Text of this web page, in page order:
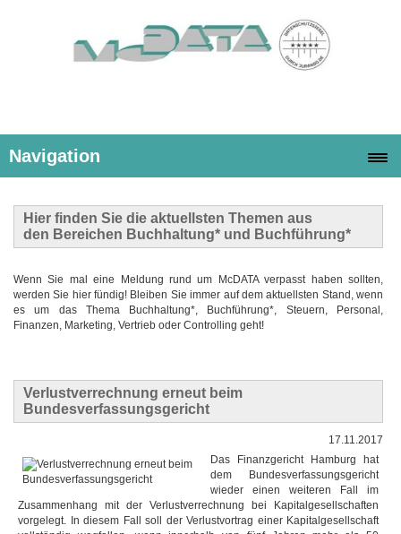
Navigation
Hier finden Sie die aktuellsten Themen aus
den Bereichen Buchhaltung* und Buchführung*
Wenn Sie mal eine Meldung rund um McDATA verpasst haben sollten,
werden Sie hier fündig! Bleiben Sie immer auf dem aktuellsten Stand, wenn
es um das Thema Buchhaltung*, Buchführung*, Steuern, Personal,
Finanzen, Marketing, Vertrieb oder Controlling geht!
Verlustverrechnung erneut beim
Bundesverfassungsgericht
17.11.2017
Das Finanzgericht Hamburg hat
dem Bundesverfassungsgericht
wieder einen weiteren Fall im
Zusammenhang mit der Verlustverrechnung bei Kapitalgesellschaften
vorgelegt. In diesem Fall soll der Verlustvortrag einer Kapitalgesellschaft